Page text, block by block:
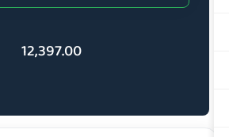
12,397.00